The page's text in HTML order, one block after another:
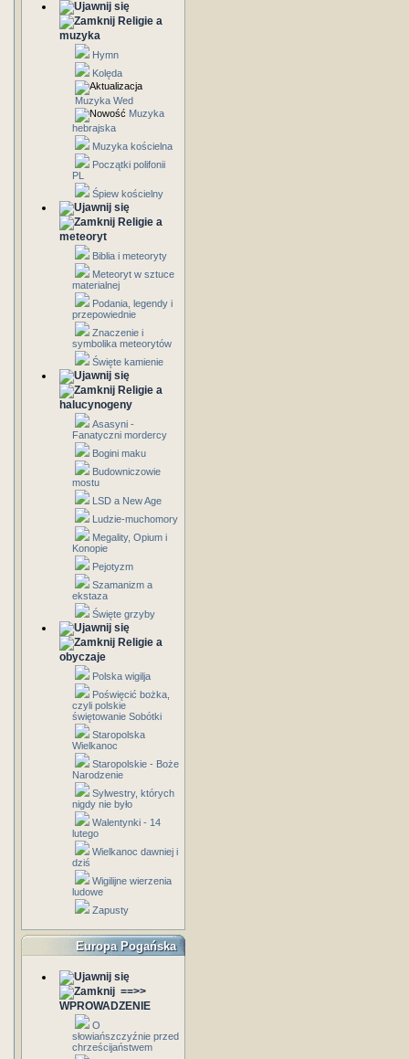
Religie a
muzyka
Hymn
Kolęda
Muzyka Wed
Muzyka
hebrajska
Muzyka kościelna
Początki polifonii
PL
Śpiew kościelny
Religie a
meteoryt
Biblia i meteoryty
Meteoryt w sztuce
materialnej
Podania, legendy i
przepowiednie
Znaczenie i
symbolika meteorytów
Święte kamienie
Religie a
halucynogeny
Asasyni -
Fanatyczni mordercy
Bogini maku
Budowniczowie
mostu
LSD a New Age
Ludzie-muchomory
Megality, Opium i
Konopie
Pejotyzm
Szamanizm a
ekstaza
Święte grzyby
Religie a
obyczaje
Polska wigilja
Poświęcić bożka,
czyli polskie
świętowanie Sobótki
Staropolska
Wielkanoc
Staropolskie - Boże
Narodzenie
Sylwestry, których
nigdy nie było
Walentynki - 14
lutego
Wielkanoc dawniej i
dziś
Wigilijne wierzenia
ludowe
Zapusty
Europa Pogańska
==>>
WPROWADZENIE
O
słowiańszczyźnie przed
chrześcijaństwem